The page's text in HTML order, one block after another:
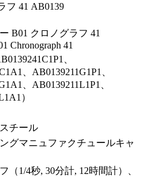
フ 41 AB0139
B01 クロノグラフ 41
Chronograph 41
、
、AB0139211G1P1、
、AB0139211L1P1、
）
チール
グマニュファクチュールキャ
（1/4秒, 30分計, 12時間計）、